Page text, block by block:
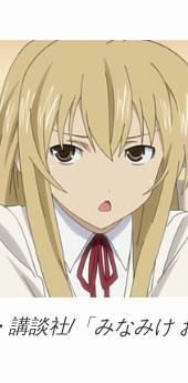
談社/「みなみけ